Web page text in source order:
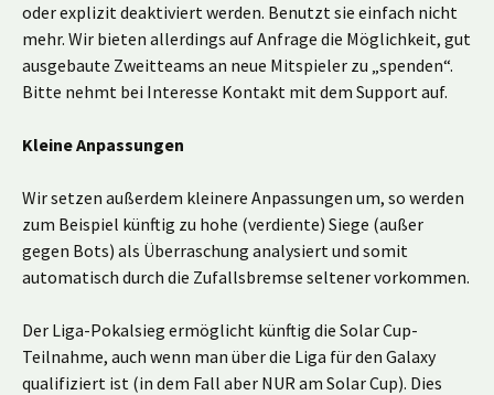
oder explizit deaktiviert werden. Benutzt sie einfach nicht
mehr. Wir bieten allerdings auf Anfrage die Möglichkeit, gut
ausgebaute Zweitteams an neue Mitspieler zu „spenden“.
Bitte nehmt bei Interesse Kontakt mit dem Support auf.
Kleine Anpassungen
Wir setzen außerdem kleinere Anpassungen um, so werden
zum Beispiel künftig zu hohe (verdiente) Siege (außer
gegen Bots) als Überraschung analysiert und somit
automatisch durch die Zufallsbremse seltener vorkommen.
Der Liga-Pokalsieg ermöglicht künftig die Solar Cup-
Teilnahme, auch wenn man über die Liga für den Galaxy
qualifiziert ist (in dem Fall aber NUR am Solar Cup). Dies